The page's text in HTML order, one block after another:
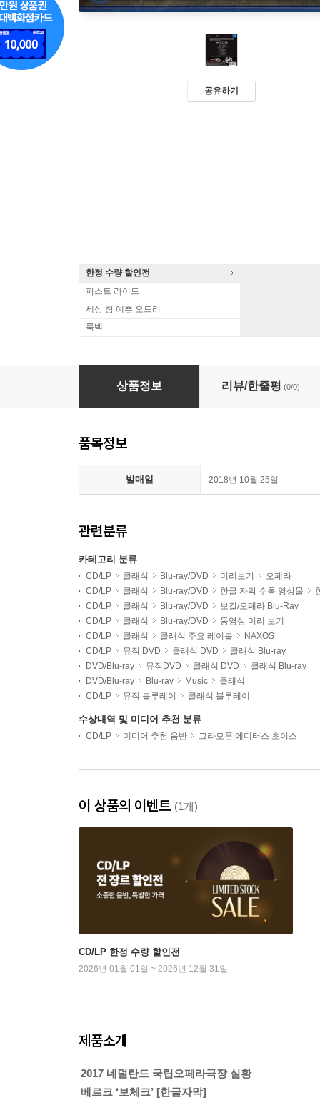
공유하기
한정 수량 할인전
퍼스트 라이드
세상 참 예쁜 오드리
룩백
Marc Albrecht 베르크: 오페라 '보체크' (Berg:
상품정보 리뷰/한줄평 (0/0)
품목정보
발매일 2018년 10월 25일
관련분류
카테고리 분류
CD/LP 클래식 Blu-ray/DVD 미리보기
오페라
CD/LP
클래식 Blu-ray/DVD 한글 자막 수록 영상물
CD/LP
클래식 Blu-ray/DVD
보컬/오페라 Blu-Ray
CD/LP
클래식 Blu-ray/DVD
동영상 미리 보기
CD/LP
클래식 클래식 주요 레이블
NAXOS
CD/LP
뮤직 DVD 클래식 DVD
클래식 Blu-ray
DVD/Blu-ray
뮤직DVD 클래식 DVD
클래식 Blu-ray
DVD/Blu-ray
Blu-ray Music
클래식
CD/LP
뮤직 블루레이 클래식 블루레이
수상내역 및 미디어 추천 분류
CD/LP 미디어 추천 음반 그라모폰 에디터스 초이스
이 상품의 이벤트 (1개)
CD/LP 한정 수량 할인전
2026년 01월 01일 ~ 2026년 12월 31일
제품소개
2017 네덜란드 국립오페라극장 실황
베르크 ‘보체크’ [한글자막]